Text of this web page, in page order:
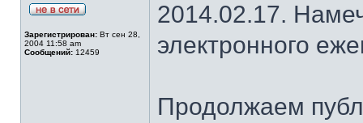
Зарегистрирован: Вт сен 28,
2004 11:58 am
Сообщений: 12459
2014.02.17.
электронного
Продолжаем